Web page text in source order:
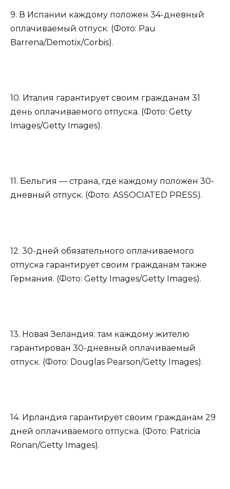
9. В Испании каждому положен 34-дневный
оплачиваемый отпуск. (Фото: Pau
Barrena/Demotix/Corbis).
10. Италия гарантирует своим гражданам 31
день оплачиваемого отпуска. (Фото: Getty
Images/Getty Images).
11. Бельгия — страна, где каждому положен 30-
дневный отпуск. (Фото: ASSOCIATED PRESS).
12. 30-дней обязательного оплачиваемого
отпуска гарантирует своим гражданам также
Германия. (Фото: Getty Images/Getty Images).
13. Новая Зеландия: там каждому жителю
гарантирован 30-дневный оплачиваемый
отпуск. (Фото: Douglas Pearson/Getty Images).
14. Ирландия гарантирует своим гражданам 29
дней оплачиваемого отпуска. (Фото: Patricia
Ronan/Getty Images).